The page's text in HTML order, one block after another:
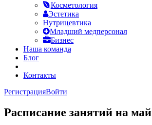
Косметология
Эстетика
Нутрицевтика
Младший медперсонал
Бизнес
Наша команда
Блог
Контакты
РегистрацияВойти
Расписание занятий на май